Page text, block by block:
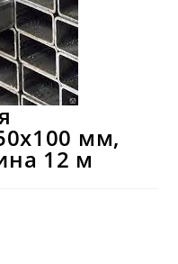
мм,
12 м